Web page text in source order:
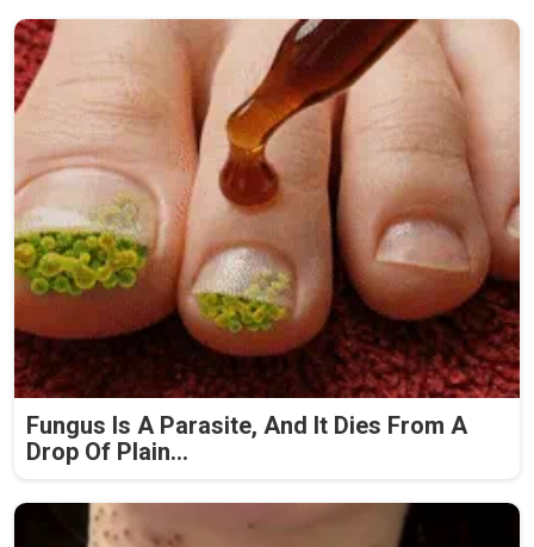
Fungus Is A Parasite, And It Dies From A
Drop Of Plain...